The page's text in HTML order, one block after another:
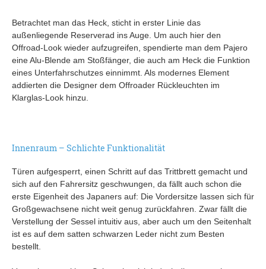
Betrachtet man das Heck, sticht in erster Linie das
außenliegende Reserverad ins Auge. Um auch hier den
Offroad-Look wieder aufzugreifen, spendierte man dem Pajero
eine Alu-Blende am Stoßfänger, die auch am Heck die Funktion
eines Unterfahrschutzes einnimmt. Als modernes Element
addierten die Designer dem Offroader Rückleuchten im
Klarglas-Look hinzu.
Innenraum – Schlichte Funktionalität
Türen aufgesperrt, einen Schritt auf das Trittbrett gemacht und
sich auf den Fahrersitz geschwungen, da fällt auch schon die
erste Eigenheit des Japaners auf: Die Vordersitze lassen sich für
Großgewachsene nicht weit genug zurückfahren. Zwar fällt die
Verstellung der Sessel intuitiv aus, aber auch um den Seitenhalt
ist es auf dem satten schwarzen Leder nicht zum Besten
bestellt.